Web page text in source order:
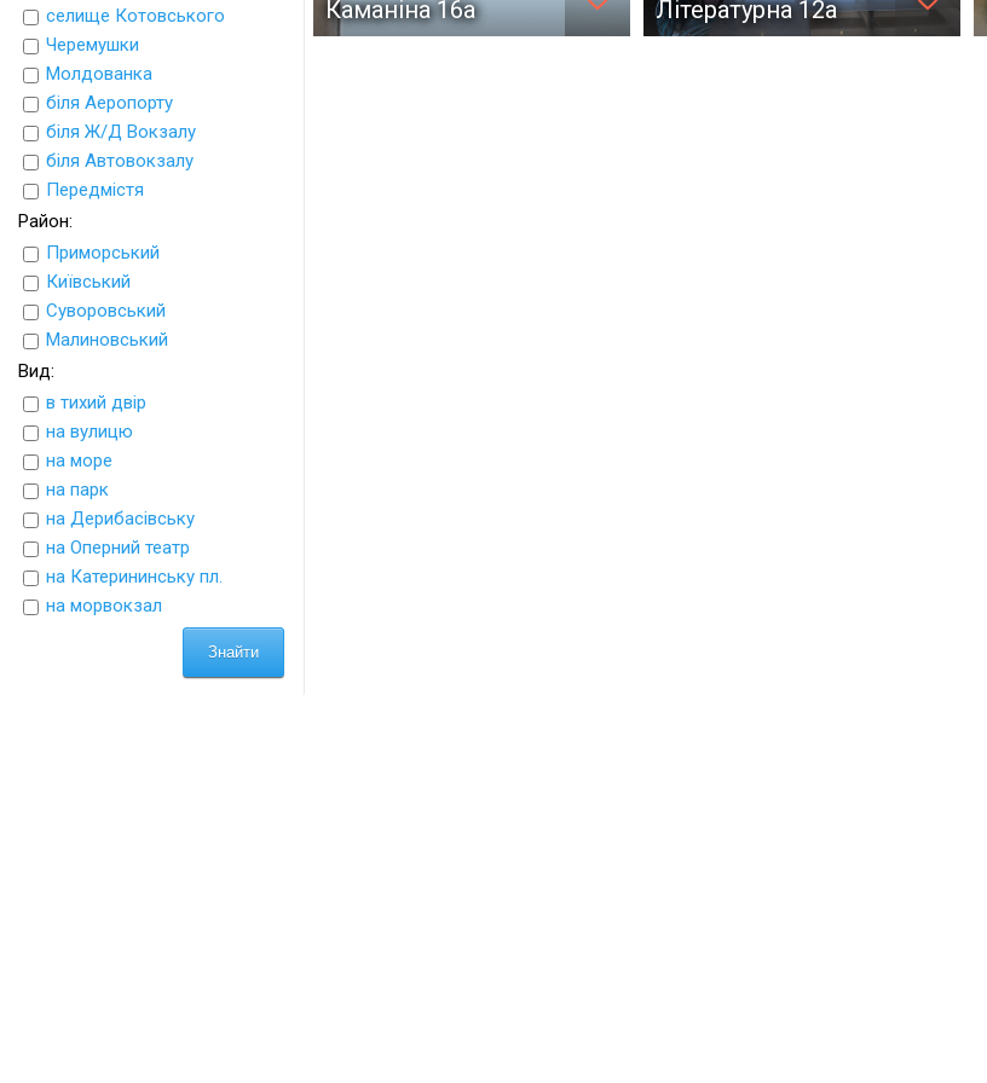
селище Котовського
Черемушки
Молдованка
біля Аеропорту
біля Ж/Д Вокзалу
біля Автовокзалу
Передмістя
Район:
Приморський
Київський
Суворовський
Малиновський
Вид:
в тихий двір
на вулицю
на море
на парк
на Дерибасівську
на Оперний театр
на Катерининську пл.
на морвокзал
Каманіна 16а Літературна 12а